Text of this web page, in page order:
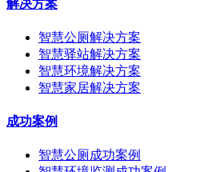
解决方案
智慧公厕解决方案
智慧驿站解决方案
智慧环境解决方案
智慧家居解决方案
成功案例
智慧公厕成功案例